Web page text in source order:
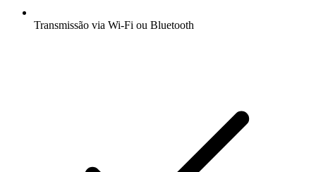
Transmissão via Wi-Fi ou Bluetooth